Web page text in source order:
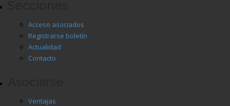
Acceso asociados
Registrarse boletín
Actualidad
Contacto
Ventajas